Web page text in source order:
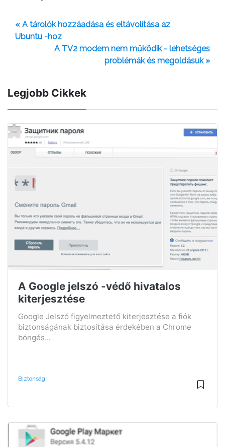
« A tárolók hozzáadása és eltávolítása az
Ubuntu -hoz
A TV2 modem nem működik - lehetséges
problémák és megoldásuk »
Legjobb Cikkek
A Google jelszó -védő hivatalos
kiterjesztése
Google Jelszó figyelmeztető kiterjesztése a fiók
biztonságának biztosítása érdekében a Chrome
böngés...
Biztonság